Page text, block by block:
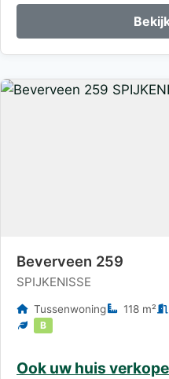
Beverveen 259
SPIJKENISSE
Tussenwoning 118 m²
B
Ook uw huis